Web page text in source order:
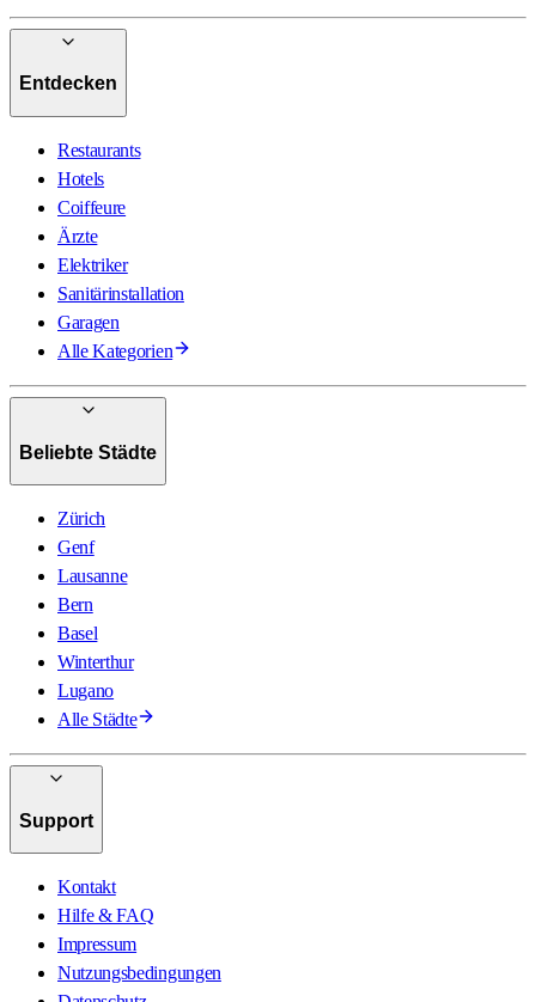
Entdecken
Restaurants
Hotels
Coiffeure
Ärzte
Elektriker
Sanitärinstallation
Garagen
Alle Kategorien
Beliebte Städte
Zürich
Genf
Lausanne
Bern
Basel
Winterthur
Lugano
Alle Städte
Support
Kontakt
Hilfe & FAQ
Impressum
Nutzungsbedingungen